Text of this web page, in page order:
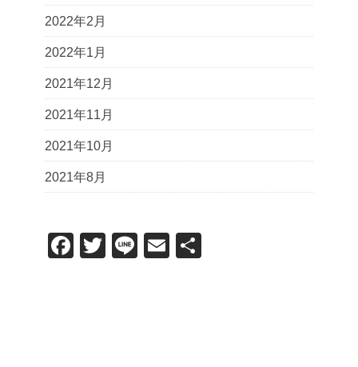
2022年2月
2022年1月
2021年12月
2021年11月
2021年10月
2021年8月
F
T
Li
E